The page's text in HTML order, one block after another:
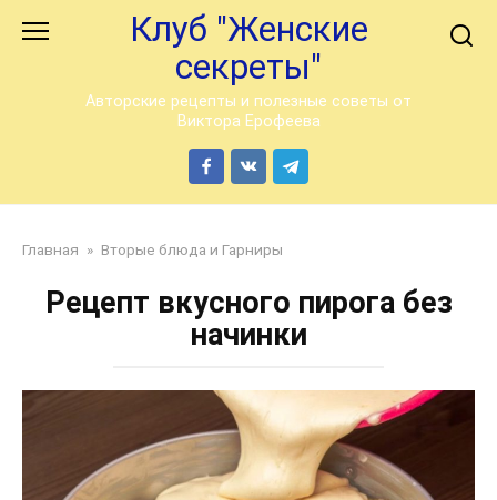
Клуб "Женские
секреты"
Авторские рецепты и полезные советы от
Виктора Ерофеева
Главная » Вторые блюда и Гарниры
Рецепт вкусного пирога без
начинки